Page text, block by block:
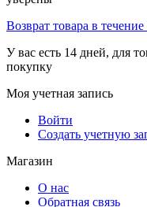
Возврат товара в
У вас есть 14 дней, для
покупку
Моя учетная запись
Войти
Создать учетную
Магазин
О нас
Обратная связь